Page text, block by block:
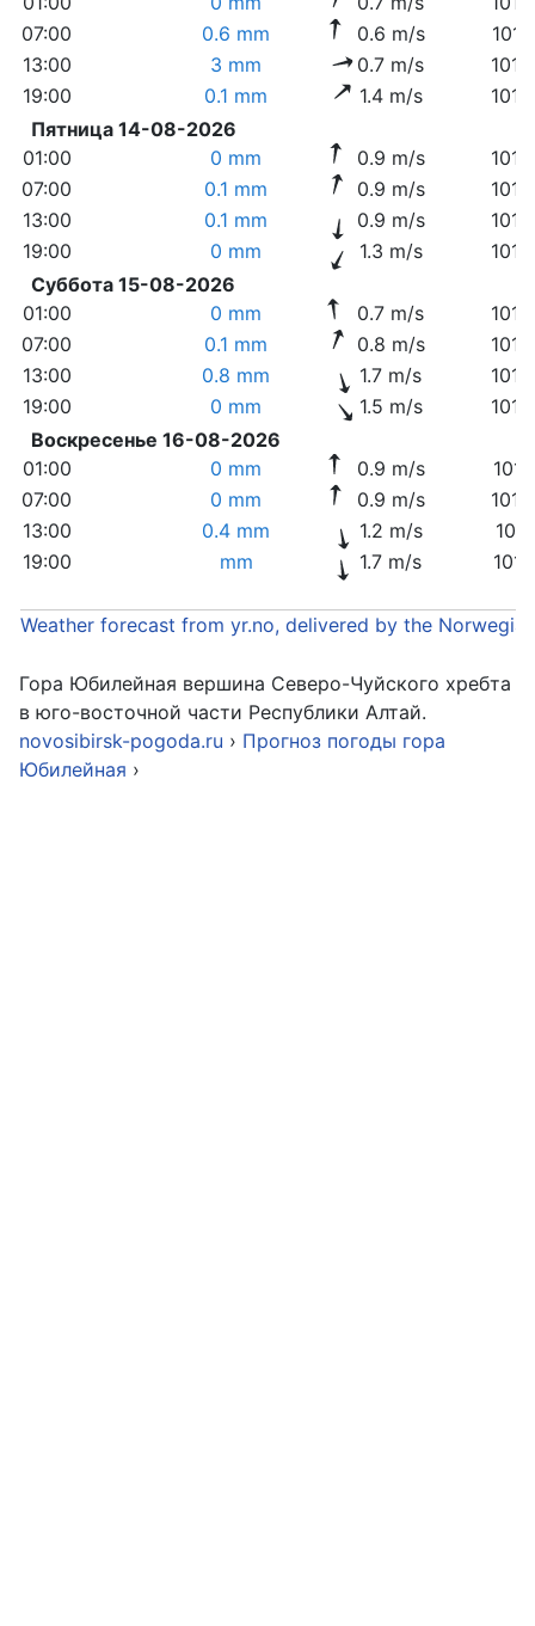
07:00
0.6 mm 0.6 m/s
13:00
3 mm 0.7 m/s
19:00
0.1 mm 1.4 m/s
Пятница 14-08-2026
01:00
0 mm 0.9 m/s
07:00
0.1 mm 0.9 m/s
13:00
0.1 mm 0.9 m/s
19:00
0 mm 1.3 m/s
Суббота 15-08-2026
01:00
0 mm 0.7 m/s
07:00
0.1 mm 0.8 m/s
13:00
0.8 mm 1.7 m/s
19:00
0 mm 1.5 m/s
Воскресенье 16-08-2026
01:00
0 mm 0.9 m/s
07:00
0 mm 0.9 m/s
13:00
0.4 mm 1.2 m/s
19:00
mm 1.7 m/s
Weather forecast from yr.no, delivered by the
Гора Юбилейная вершина Северо-Чуйского хребта
в юго-восточной части Республики Алтай.
novosibirsk-pogoda.ru › Прогноз погоды гора
Юбилейная ›